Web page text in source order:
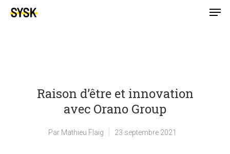
Raison d’être et innovation
avec Orano Group
Par Mathieu Flaig 23 septembre 2021